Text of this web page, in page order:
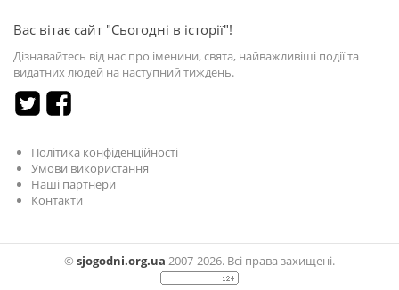
Вас вітає сайт "Сьогодні в історії"!
Дізнавайтесь від нас про іменини, свята, найважливіші події та
видатних людей на наступний тиждень.
Політика конфіденційності
Умови використання
Наші партнери
Контакти
© sjogodni.org.ua 2007-2026. Всі права захищені.